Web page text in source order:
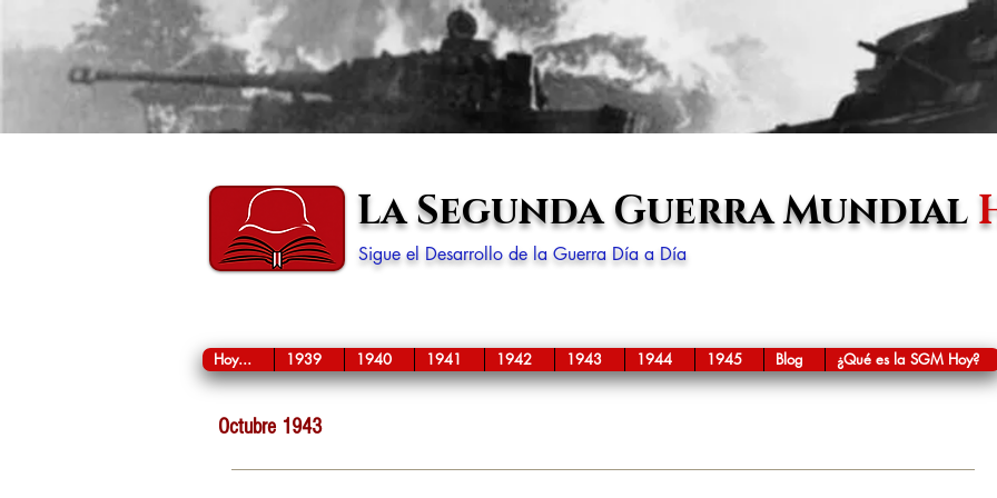
La Segunda Guerra Mundial
Sigue el Desarrollo de la Guerra Día a Día
Hoy... 1939 1940 1941 1942 1943 1944 1945 Blog ¿Qué es la SGM Hoy?
Octubre 1943